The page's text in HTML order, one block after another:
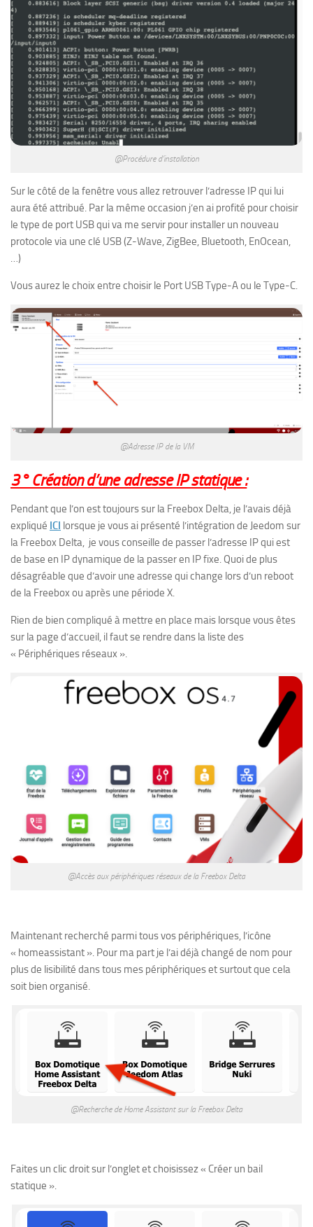
@Procédure d’installation
Sur le côté de la fenêtre vous allez retrouver l’adresse IP qui lui
aura été attribué. Par la même occasion j’en ai profité pour choisir
le type de port USB qui va me servir pour installer un nouveau
protocole via une clé USB (Z-Wave, ZigBee, Bluetooth, EnOcean,
…)
Vous aurez le choix entre choisir le Port USB Type-A ou le Type-C.
@Adresse IP de la VM
3° Création d’une adresse IP statique :
Pendant que l’on est toujours sur la Freebox Delta, je l’avais déjà
expliqué ICI lorsque je vous ai présenté l’intégration de Jeedom sur
la Freebox Delta, je vous conseille de passer l’adresse IP qui est
de base en IP dynamique de la passer en IP fixe. Quoi de plus
désagréable que d’avoir une adresse qui change lors d’un reboot
de la Freebox ou après une période X.
Rien de bien compliqué à mettre en place mais lorsque vous êtes
sur la page d’accueil, il faut se rendre dans la liste des
« Périphériques réseaux ».
@Accès aux périphériques réseaux de la Freebox Delta
Maintenant recherché parmi tous vos périphériques, l’icône
« homeassistant ». Pour ma part je l’ai déjà changé de nom pour
plus de lisibilité dans tous mes périphériques et surtout que cela
soit bien organisé.
@Recherche de Home Assistant sur la Freebox Delta
Faites un clic droit sur l’onglet et choisissez « Créer un bail
statique ».